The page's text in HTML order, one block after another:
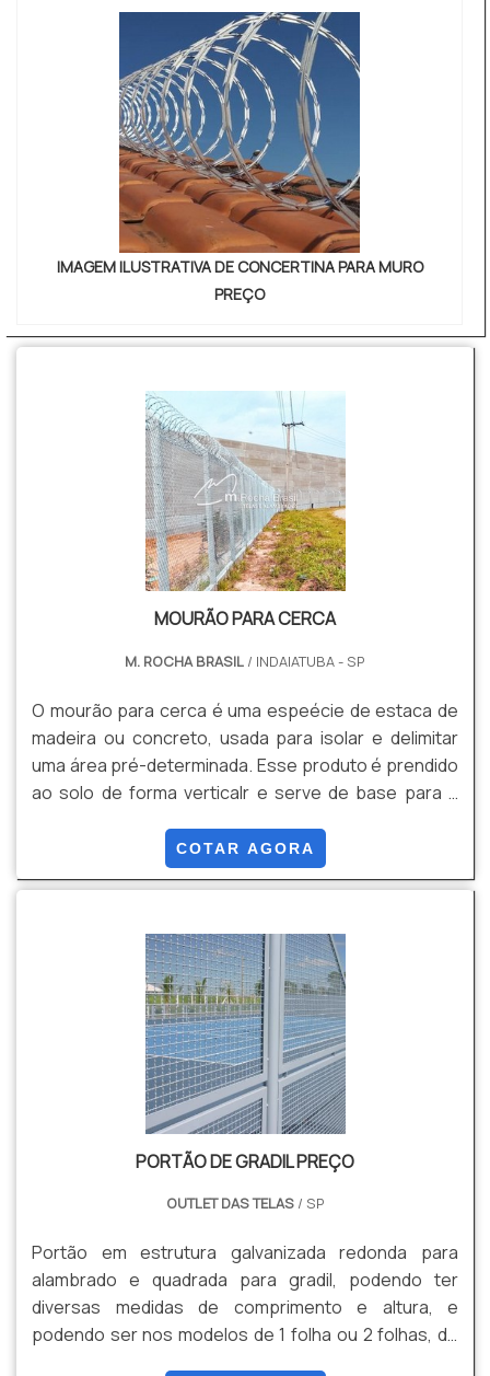
IMAGEM ILUSTRATIVA DE CONCERTINA PARA MURO
PREÇO
MOURÃO PARA CERCA
M. ROCHA BRASIL / INDAIATUBA - SP
O mourão para cerca é uma espeécie de estaca de
madeira ou concreto, usada para isolar e delimitar
uma área pré-determinada. Esse produto é prendido
ao solo de forma verticalr e serve de base para a
recomendado para ambientes rurais, no entanto,
pode ser utilizado em locais urbanos, desde que o
esse produto.Saiba mais informações sobre o
mourão Alguns compradores preferem esconder o
mourão e utilizam .
COTAR AGORA
PORTÃO DE GRADIL PREÇO
OUTLET DAS TELAS/ SP
Portão em estrutura galvanizada redonda para
alambrado e quadrada para gradil, podendo ter
diversas medidas de comprimento e altura, e
podendo ser nos modelos de 1 folha ou 2 folhas, de